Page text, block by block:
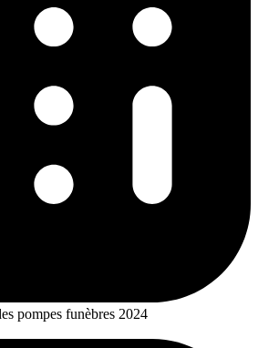
pompes funèbres 2024